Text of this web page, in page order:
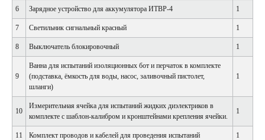
6 Зарядное устройство для аккумулятора ИТВР-4 1
7 Светильник сигнальный красный 1
8 Выключатель блокировочный 1
9
Ванна для испытаний изоляционных бот и перчаток в комплекте
(подставка, ёмкость для воды, насос, заливочный пистолет,
шланги)
1
10
Измерительная ячейка для испытаний жидких диэлектриков в
комплекте с шаблон-калибром и кронштейнами крепления ячейки.
1
11 Комплект проводов и кабелей для проведения испытаний 1